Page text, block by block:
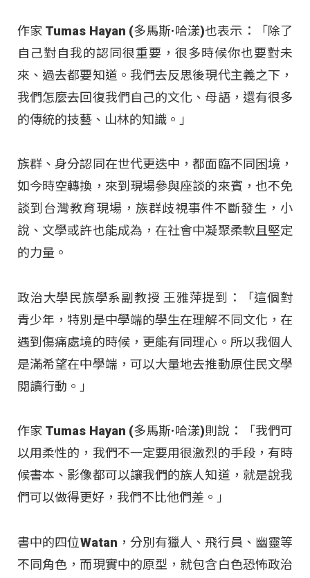
作家 Tumas Hayan (多馬斯·哈漾)也表示：「除了
自己對自我的認同很重要，很多時候你也要對未
來、過去都要知道。我們去反思後現代主義之下，
我們怎麼去回復我們自己的文化、母語，還有很多
的傳統的技藝、山林的知識。」
族群、身分認同在世代更迭中，都面臨不同困境，
如今時空轉換，來到現場參與座談的來賓，也不免
談到台灣教育現場，族群歧視事件不斷發生，小
說、文學或許也能成為，在社會中凝聚柔軟且堅定
的力量。
政治大學民族學系副教授 王雅萍提到：「這個對
青少年，特別是中學端的學生在理解不同文化，在
遇到傷痛處境的時候，更能有同理心。所以我個人
是滿希望在中學端，可以大量地去推動原住民文學
閱讀行動。」
作家 Tumas Hayan (多馬斯·哈漾)則說：「我們可
以用柔性的，我們不一定要用很激烈的手段，有時
候書本、影像都可以讓我們的族人知道，就是說我
們可以做得更好，我們不比他們差。」
書中的四位Watan，分別有獵人、飛行員、幽靈等
不同角色，而現實中的原型，就包含白色恐怖政治